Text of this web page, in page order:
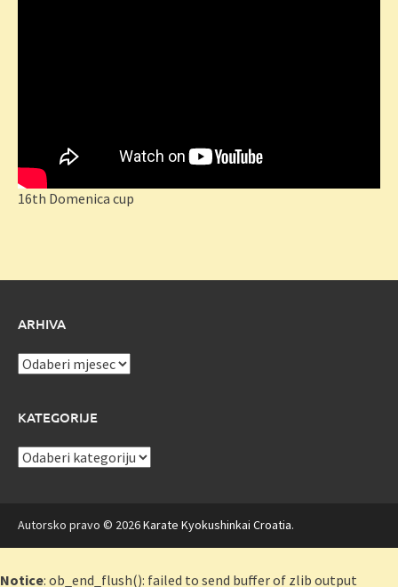
16th Domenica cup
ARHIVA
Arhiva
KATEGORIJE
Kategorije
Autorsko pravo © 2026Karate Kyokushinkai Croatia.
Notice: ob_end_flush(): failed to send buffer of zlib output